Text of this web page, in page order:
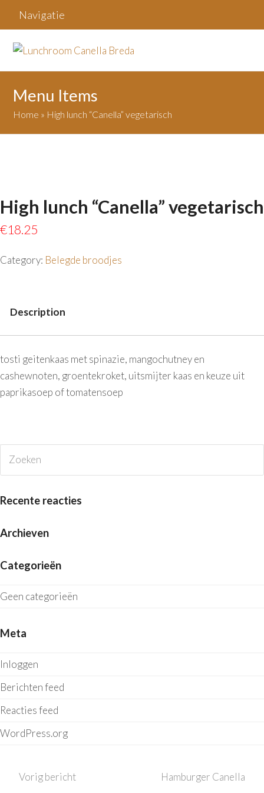
Navigatie
Menu Items
Home » High lunch “Canella” vegetarisch
High lunch “Canella” vegetarisch
€18.25
Category: Belegde broodjes
Description
Description
tosti geitenkaas met spinazie, mangochutney en
cashewnoten, groentekroket, uitsmijter kaas en keuze uit
paprikasoep of tomatensoep
Recente reacties
Archieven
Categorieën
Geen categorieën
Meta
Inloggen
Berichten feed
Reacties feed
WordPress.org
previous
Vorig bericht
next
Hamburger Canella